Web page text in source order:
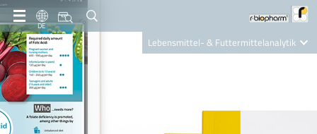
DE
Lebensmittel- & Futtermittelanalytik
Nutrition Care